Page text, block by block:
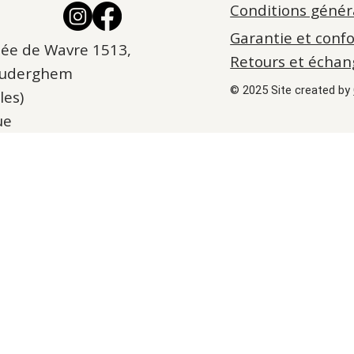
Conditions
de Wavre 1513,
Garantie et
Retours et
© 2025 Site created by